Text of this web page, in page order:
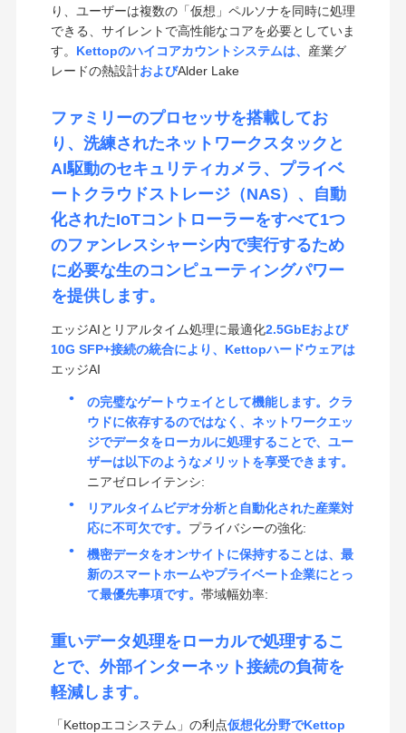
り、ユーザーは複数の「仮想」ペルソナを同時に処理
できる、サイレントで高性能なコアを必要としていま
す。 Kettopのハイコアカウントシステムは、 産業グ
レードの熱設計およびAlder Lake
ファミリーのプロセッサを搭載してお
り、洗練されたネットワークスタックと
AI駆動のセキュリティカメラ、プライベ
ートクラウドストレージ（NAS）、自動
化されたIoTコントローラーをすべて1つ
のファンレスシャーシ内で実行するため
に必要な生のコンピューティングパワー
を提供します。
エッジAIとリアルタイム処理に最適化2.5GbEおよび
10G SFP+接続の統合により、Kettopハードウェアは
エッジAI
の完璧なゲートウェイとして機能します。クラ
ウドに依存するのではなく、ネットワークエッ
ジでデータをローカルに処理することで、ユー
ザーは以下のようなメリットを享受できます。
ニアゼロレイテンシ:
リアルタイムビデオ分析と自動化された産業対
応に不可欠です。 プライバシーの強化:
機密データをオンサイトに保持することは、最
新のスマートホームやプライベート企業にとっ
て最優先事項です。 帯域幅効率:
重いデータ処理をローカルで処理するこ
とで、外部インターネット接続の負荷を
軽減します。
「Kettopエコシステム」の利点仮想化分野でKettop